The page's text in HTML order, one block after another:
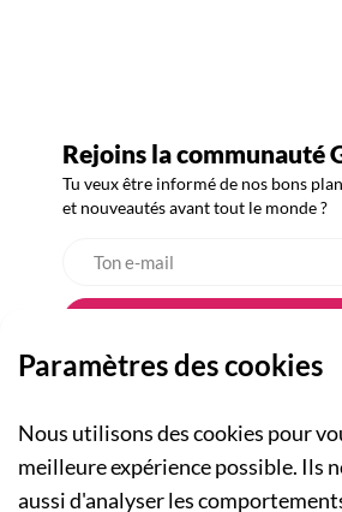
Rejoins la communauté
Tu veux être informé de nos bons
et nouveautés avant tout le monde ?
Paramètres des cookies
Nous utilisons des cookies pour
meilleure expérience possible. Ils
aussi d'analyser les